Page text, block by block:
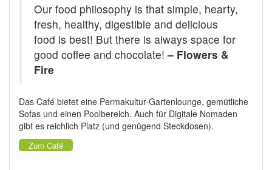
Our food philosophy is that simple, hearty,
fresh, healthy, digestible and delicious
food is best! But there is always space for
good coffee and chocolate!– Flowers &
Fire
Das Café bietet eine Permakultur-Gartenlounge, gemütliche
Sofas und einen Poolbereich. Auch für Digitale Nomaden
gibt es reichlich Platz (und genügend Steckdosen).
Zum Café